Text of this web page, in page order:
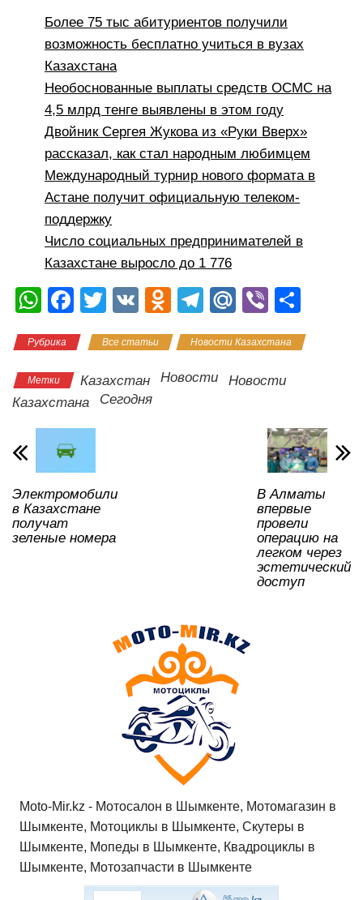
Более 75 тыс абитуриентов получили
возможность бесплатно учиться в вузах
Казахстана
Необоснованные выплаты средств ОСМС на
4,5 млрд тенге выявлены в этом году
Двойник Сергея Жукова из «Руки Вверх»
рассказал, как стал народным любимцем
Международный турнир нового формата в
Астане получит официальную телеком-
поддержку
Число социальных предпринимателей в
Казахстане выросло до 1 776
W
at
s
A
p
F
c
e
b
o
o
k
T
tt
er
V
O
n
o
T
e
gr
M
.R
u
Vi
er р
и
ть
Рубрика Все статьи Новости Казахстана
Метки Казахстан Новости
Новости
Казахстана
Сегодня
Электромобили
в Казахстане
получат
зеленые номера
В Алматы
впервые
провели
операцию на
легком через
эстетический
доступ
Moto-Mir.kz - Мотосалон в Шымкенте, Мотомагазин в
Шымкенте, Мотоциклы в Шымкенте, Скутеры в
Шымкенте, Мопеды в Шымкенте, Квадроциклы в
Шымкенте, Мотозапчасти в Шымкенте